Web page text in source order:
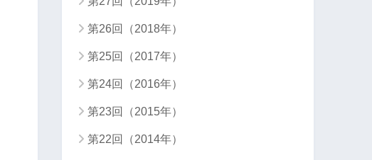
第26回（2018年）
第25回（2017年）
第24回（2016年）
第23回（2015年）
第22回（2014年）